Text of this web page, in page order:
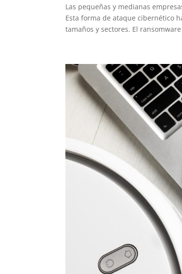
Las pequeñas y medianas
Esta forma de ataque cibernético
tamaños y sectores. El